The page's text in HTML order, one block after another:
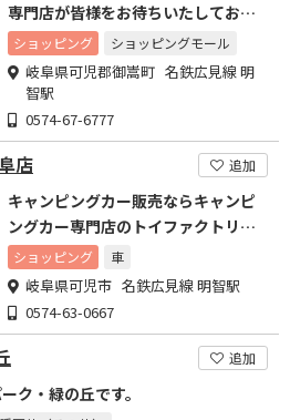
専門店が皆様をお待ちいたしており
ます。
ショッピング ショッピングモール
岐阜県可児郡御嵩町 名鉄広見線 明
智駅
0574-67-6777
店 追加
キャンピングカー販売ならキャンピ
ングカー専門店のトイファクトリー
にお任せください
ショッピング 車
岐阜県可児市 名鉄広見線 明智駅
0574-63-0667
追加
ク・緑の丘です。